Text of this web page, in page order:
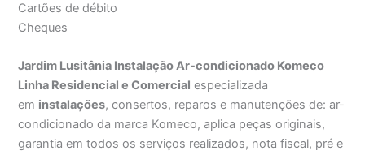
Cartões de débito
Cheques
Jardim Lusitânia Instalação Ar-condicionado Komeco
Linha Residencial e Comercial especializada
em instalações, consertos, reparos e manutenções de: ar-
condicionado da marca Komeco, aplica peças originais,
garantia em todos os serviços realizados, nota fiscal, pré e